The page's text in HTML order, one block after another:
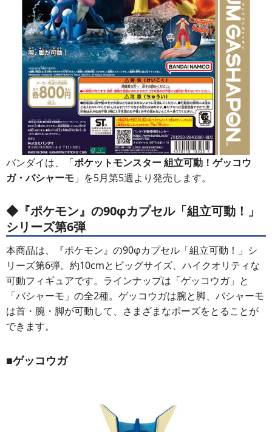
バンダイは、「ポケットモンスター 組立可動！ゲッコウ
ガ・バシャーモ 」を5月第5週より発売します。
◆『ポケモン』の90φカプセル「組立可動！」
シリーズ第6弾
本商品は、『ポケモン』の90φカプセル「組立可動！」シ
リーズ第6弾。約10cmとビッグサイズ、ハイクオリティな
可動フィギュアです。ラインナップは「ゲッコウガ」と
「バシャーモ」の全2種。ゲッコウガは腕と脚、バシャーモ
は首・腕・脚が可動して、さまざまなポーズをとることが
できます。
■ゲッコウガ